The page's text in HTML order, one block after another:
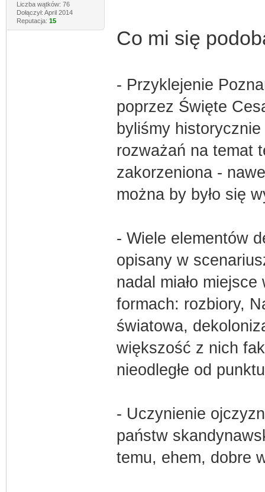
Liczba wątków: 76
Dołączył: April 2014
Reputacja: 15
Co mi się
- Przyklejenie
poprzez Święte
byliśmy
rozważań na temat
zakorzeniona -
można by było się
- Wiele elementów
opisany w
nadal miało
formach: rozbiory,
światowa,
większość z nich
nieodległe od
- Uczynienie
państw
temu, ehem, dobre